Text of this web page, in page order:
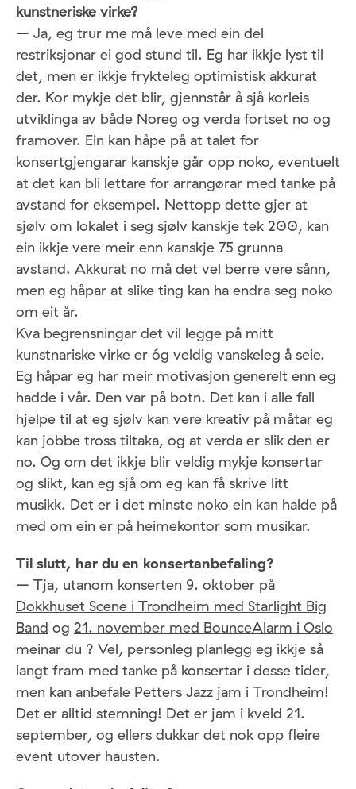
kunstneriske virke?
– Ja, eg trur me må leve med ein del
restriksjonar ei god stund til. Eg har ikkje lyst til
det, men er ikkje frykteleg optimistisk akkurat
der. Kor mykje det blir, gjennstår å sjå korleis
utviklinga av både Noreg og verda fortset no og
framover. Ein kan håpe på at talet for
konsertgjengarar kanskje går opp noko, eventuelt
at det kan bli lettare for arrangørar med tanke på
avstand for eksempel. Nettopp dette gjer at
sjølv om lokalet i seg sjølv kanskje tek 200, kan
ein ikkje vere meir enn kanskje 75 grunna
avstand. Akkurat no må det vel berre vere sånn,
men eg håpar at slike ting kan ha endra seg noko
om eit år.
Kva begrensningar det vil legge på mitt
kunstnariske virke er óg veldig vanskeleg å seie.
Eg håpar eg har meir motivasjon generelt enn eg
hadde i vår. Den var på botn. Det kan i alle fall
hjelpe til at eg sjølv kan vere kreativ på måtar eg
kan jobbe tross tiltaka, og at verda er slik den er
no. Og om det ikkje blir veldig mykje konsertar
og slikt, kan eg sjå om eg kan få skrive litt
musikk. Det er i det minste noko ein kan halde på
med om ein er på heimekontor som musikar.
Til slutt, har du en konsertanbefaling?
– Tja, utanom konserten 9. oktober på
Dokkhuset Scene i Trondheim med Starlight Big
Band og 21. november med BounceAlarm i Oslo
meinar du ? Vel, personleg planlegg eg ikkje så
langt fram med tanke på konsertar i desse tider,
men kan anbefale Petters Jazz jam i Trondheim!
Det er alltid stemning! Det er jam i kveld 21.
september, og ellers dukkar det nok opp fleire
event utover hausten.